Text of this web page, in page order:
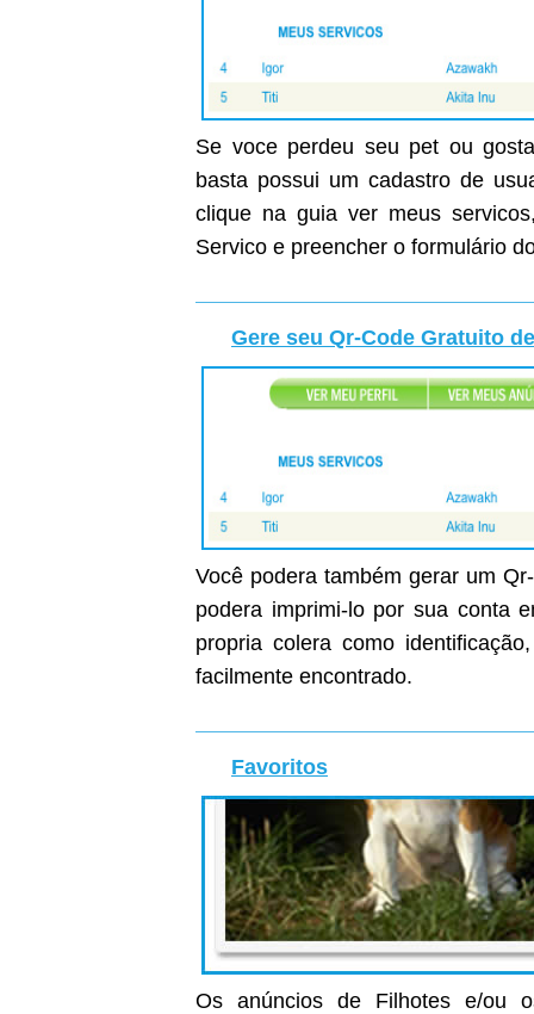
Se voce perdeu seu pet ou
basta possui um cadastro de
clique na guia ver meus
Servico e preencher o formulário
Gere seu Qr-Code Gratuito
Você podera também gerar um
podera imprimi-lo por sua conta
propria colera como
facilmente encontrado.
Favoritos
Os anúncios de Filhotes e/ou